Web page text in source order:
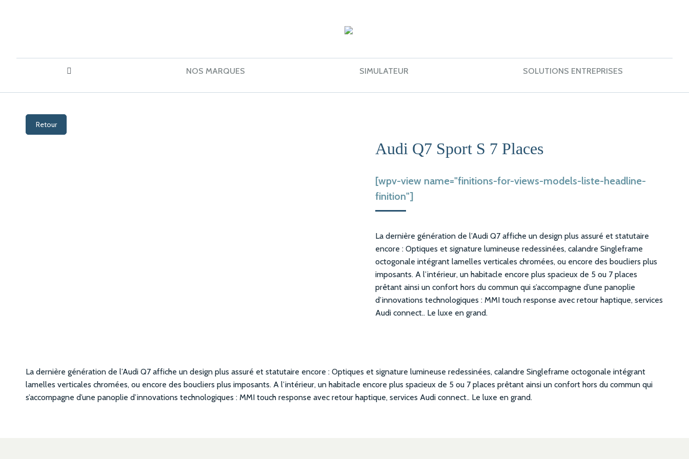
NOS MARQUES SIMULATEUR SOLUTIONS ENTREPRISES
Retour
Audi Q7 Sport S 7 Places
[wpv-view name="finitions-for-views-models-liste-headline-
finition"]
La dernière génération de l’Audi Q7 affiche un design plus assuré et statutaire
encore : Optiques et signature lumineuse redessinées, calandre Singleframe
octogonale intégrant lamelles verticales chromées, ou encore des boucliers plus
imposants. A l’intérieur, un habitacle encore plus spacieux de 5 ou 7 places
prêtant ainsi un confort hors du commun qui s’accompagne d’une panoplie
d’innovations technologiques : MMI touch response avec retour haptique, services
Audi connect.. Le luxe en grand.
La dernière génération de l’Audi Q7 affiche un design plus assuré et statutaire encore : Optiques et signature lumineuse redessinées, calandre Singleframe octogonale intégrant
lamelles verticales chromées, ou encore des boucliers plus imposants. A l’intérieur, un habitacle encore plus spacieux de 5 ou 7 places prêtant ainsi un confort hors du commun qui
s’accompagne d’une panoplie d’innovations technologiques : MMI touch response avec retour haptique, services Audi connect.. Le luxe en grand.